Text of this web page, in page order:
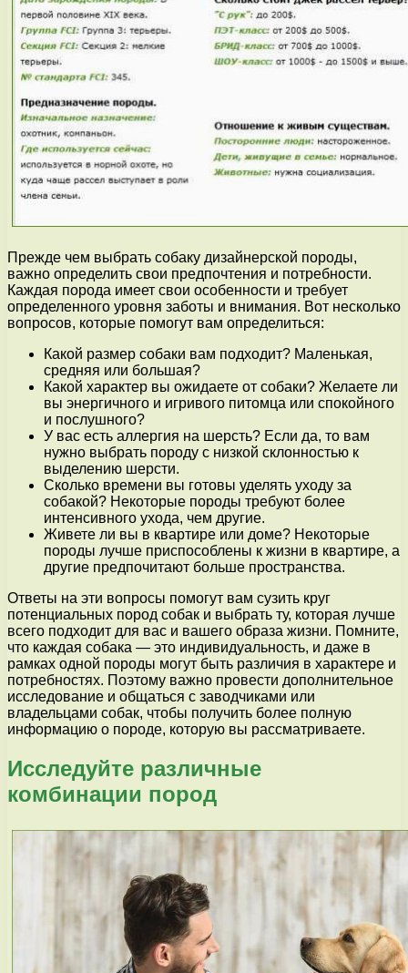
Прежде чем выбрать собаку дизайнерской породы,
важно определить свои предпочтения и потребности.
Каждая порода имеет свои особенности и требует
определенного уровня заботы и внимания. Вот несколько
вопросов, которые помогут вам определиться:
Какой размер собаки вам подходит? Маленькая,
средняя или большая?
Какой характер вы ожидаете от собаки? Желаете ли
вы энергичного и игривого питомца или спокойного
и послушного?
У вас есть аллергия на шерсть? Если да, то вам
нужно выбрать породу с низкой склонностью к
выделению шерсти.
Сколько времени вы готовы уделять уходу за
собакой? Некоторые породы требуют более
интенсивного ухода, чем другие.
Живете ли вы в квартире или доме? Некоторые
породы лучше приспособлены к жизни в квартире, а
другие предпочитают больше пространства.
Ответы на эти вопросы помогут вам сузить круг
потенциальных пород собак и выбрать ту, которая лучше
всего подходит для вас и вашего образа жизни. Помните,
что каждая собака — это индивидуальность, и даже в
рамках одной породы могут быть различия в характере и
потребностях. Поэтому важно провести дополнительное
исследование и общаться с заводчиками или
владельцами собак, чтобы получить более полную
информацию о породе, которую вы рассматриваете.
Исследуйте различные
комбинации пород